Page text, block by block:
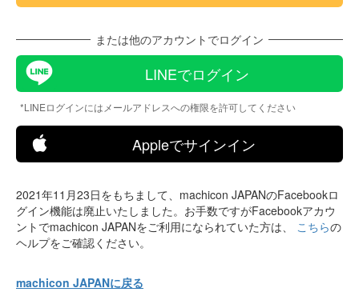
または他のアカウントでログイン
LINEでログイン
*LINEログインにはメールアドレスへの権限を許可してください
Appleでサインイン
2021年11月23日をもちまして、machicon JAPANのFacebookロ
グイン機能は廃止いたしました。お手数ですがFacebookアカウ
ントでmachicon JAPANをご利用になられていた方は、 こちらの
ヘルプをご確認ください。
machicon JAPANに戻る